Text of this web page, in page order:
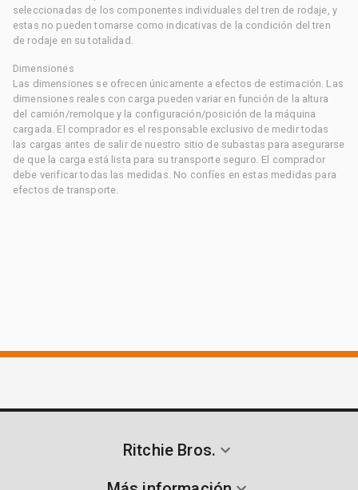
seleccionadas de los componentes individuales del tren de rodaje, y
estas no pueden tomarse como indicativas de la condición del tren
de rodaje en su totalidad.
Dimensiones
Las dimensiones se ofrecen únicamente a efectos de estimación. Las
dimensiones reales con carga pueden variar en función de la altura
del camión/remolque y la configuración/posición de la máquina
cargada. El comprador es el responsable exclusivo de medir todas
las cargas antes de salir de nuestro sitio de subastas para asegurarse
de que la carga está lista para su transporte seguro. El comprador
debe verificar todas las medidas. No confíes en estas medidas para
efectos de transporte.
Ritchie Bros.